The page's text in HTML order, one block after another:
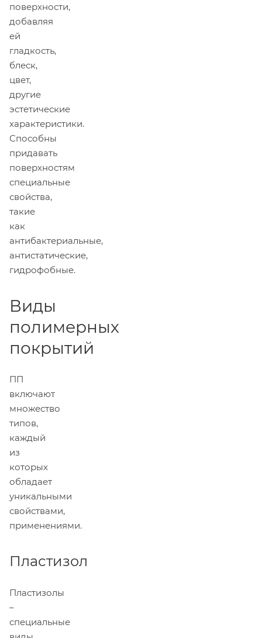
поверхности,
добавляя
ей
гладкость,
блеск,
цвет,
другие
эстетические
характеристики.
Способны
придавать
поверхностям
специальные
свойства,
такие
как
антибактериальные,
антистатические,
гидрофобные.
Виды
полимерных
покрытий
ПП
включают
множество
типов,
каждый
из
которых
обладает
уникальными
свойствами,
применениями.
Пластизол
Пластизолы
–
специальные